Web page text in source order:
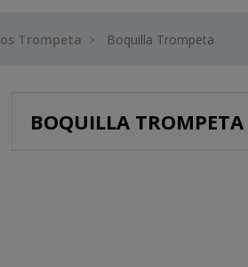
Trompeta Boquilla Trompeta
BOQUILLA TROMPETA